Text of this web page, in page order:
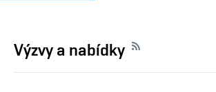
Výzvy a nabídky